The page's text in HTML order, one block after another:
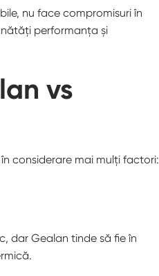
nu face compromisuri în
performanța și
vs
considerare mai mulți factori:
dar Gealan tinde să fie în